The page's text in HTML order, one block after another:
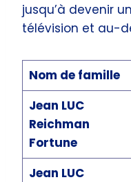
jusqu’à devenir
télévision et au-
Nom de famille
Jean LUC
Reichman
Fortune
Jean LUC